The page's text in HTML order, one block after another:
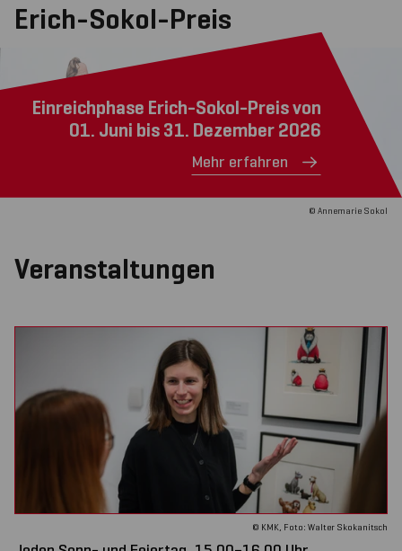
Erich-Sokol-Preis
© Annemarie Sokol
Einreichphase Erich-Sokol-Preis von
01. Juni bis 31. Dezember 2026
Mehr erfahren
Veranstaltungen
© KMK, Foto: Walter Skokanitsch